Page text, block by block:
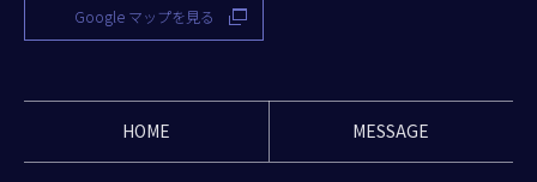
Google マップを見る
HOME MESSAGE